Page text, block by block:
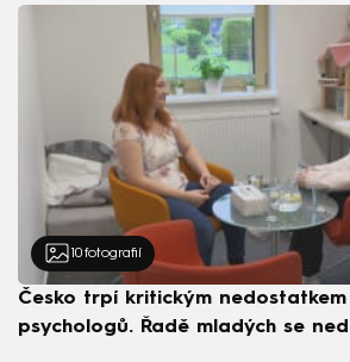
10 fotografií
Česko trpí kritickým
psychologů. Řadě mladých se